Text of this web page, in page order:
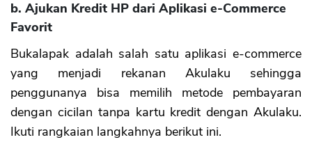
b. Ajukan Kredit HP dari Aplikasi e-Commerce
Favorit
Bukalapak adalah salah satu aplikasi e-commerce
yang menjadi rekanan Akulaku sehingga
penggunanya bisa memilih metode pembayaran
dengan cicilan tanpa kartu kredit dengan Akulaku.
Ikuti rangkaian langkahnya berikut ini.